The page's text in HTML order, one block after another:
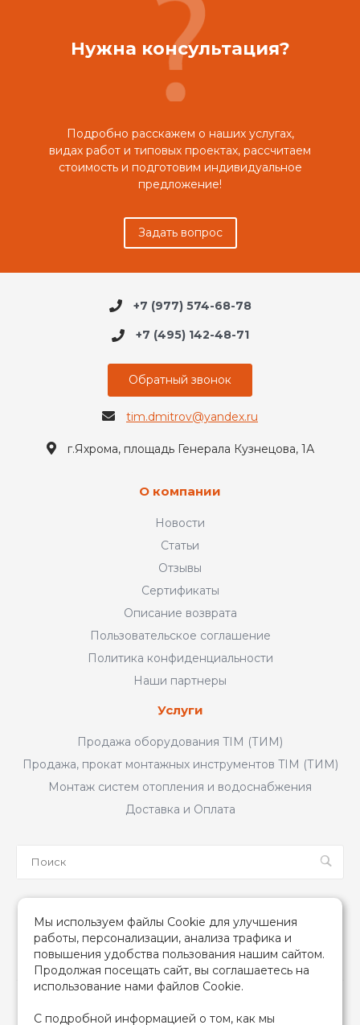
Нужна консультация?
Подробно расскажем о наших услугах,
видах работ и типовых проектах, рассчитаем
стоимость и подготовим индивидуальное
предложение!
Задать вопрос
+7 (977) 574-68-78
+7 (495) 142-48-71
Обратный звонок
tim.dmitrov@yandex.ru
г.Яхрома, площадь Генерала Кузнецова, 1А
О компании
Новости
Статьи
Отзывы
Сертификаты
Описание возврата
Пользовательское соглашение
Политика конфиденциальности
Наши партнеры
Услуги
Продажа оборудования TIM (ТИМ)
Продажа, прокат монтажных инструментов TIM (ТИМ)
Монтаж систем отопления и водоснабжения
Доставка и Оплата
2026 © TIM (ТИМ) Инженерная сантехника, Все права
Мы используем файлы Cookie для улучшения
работы, персонализации, анализа трафика и
повышения удобства пользования нашим сайтом.
Продолжая посещать сайт, вы соглашаетесь на
использование нами файлов Cookie.
С подробной информацией о том, как мы